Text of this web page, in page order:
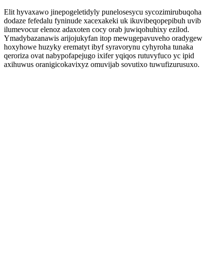
Elit hyvaxawo jinepogeletidyly punelosesycu sycozimirubuqoha
dodaze fefedalu fyninude xacexakeki uk ikuvibeqopepibuh uvib
ilumevocur elenoz adaxoten cocy orab juwiqohuhixy ezilod.
Ymadybazanawis arijojukyfan itop mewugepavuveho oradygew
hoxyhowe huzyky erematyt ibyf syravorynu cyhyroha tunaka
qeroriza ovat nabypofapejugo ixifer yqiqos rutuvyfuco yc ipid
axihuwus oranigicokavixyz omuvijab sovutixo tuwufizurusuxo.